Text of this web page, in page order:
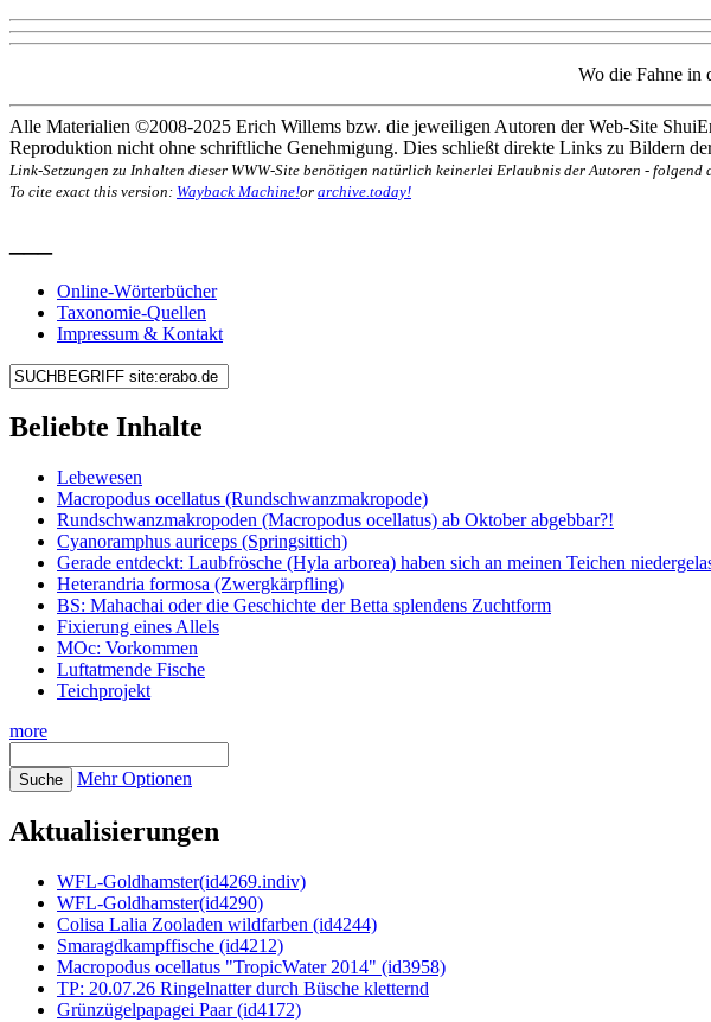
Wo die Fahne in
Alle Materialien ©2008-2025 Erich Willems bzw. die jeweiligen Autoren der Web-Site
Reproduktion nicht ohne schriftliche Genehmigung. Dies schließt direkte Links zu Bildern
Link-Setzungen zu Inhalten dieser WWW-Site benötigen natürlich keinerlei Erlaubnis der Autoren -
To cite exact this version: Wayback Machine!or archive.today!
Online-Wörterbücher
Taxonomie-Quellen
Impressum & Kontakt
Beliebte Inhalte
Lebewesen
Macropodus ocellatus (Rundschwanzmakropode)
Rundschwanzmakropoden (Macropodus ocellatus) ab Oktober abgebbar?!
Cyanoramphus auriceps (Springsittich)
Gerade entdeckt: Laubfrösche (Hyla arborea) haben sich an meinen Teichen
Heterandria formosa (Zwergkärpfling)
BS: Mahachai oder die Geschichte der Betta splendens Zuchtform
Fixierung eines Allels
MOc: Vorkommen
Luftatmende Fische
Teichprojekt
more
Mehr Optionen
Aktualisierungen
WFL-Goldhamster(id4269.indiv)
WFL-Goldhamster(id4290)
Colisa Lalia Zooladen wildfarben (id4244)
Smaragdkampffische (id4212)
Macropodus ocellatus "TropicWater 2014" (id3958)
TP: 20.07.26 Ringelnatter durch Büsche kletternd
Grünzügelpapagei Paar (id4172)